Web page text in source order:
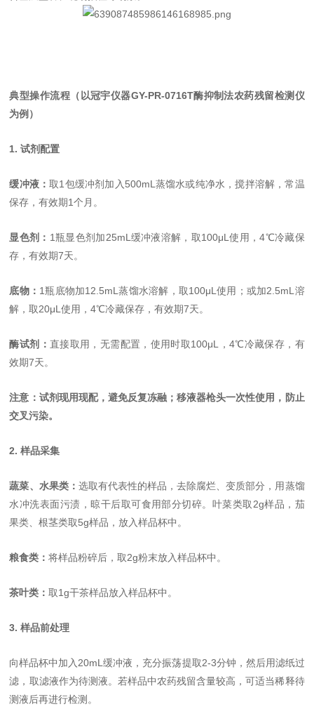
典型操作流程（以冠宇仪器GY-PR-0716T酶抑制法农药残留检测仪
为例）
1. 试剂配置
缓冲液：取1包缓冲剂加入500mL蒸馏水或纯净水，搅拌溶解，常温
保存，有效期1个月。
显色剂： 1瓶显色剂加25mL缓冲液溶解，取100μL使用，4℃冷藏保
存，有效期7天。
底物： 1瓶底物加12.5mL蒸馏水溶解，取100μL使用；或加2.5mL溶
解，取20μL使用，4℃冷藏保存，有效期7天。
酶试剂： 直接取用，无需配置，使用时取100μL，4℃冷藏保存，有
效期7天。
注意：试剂现用现配，避免反复冻融；移液器枪头一次性使用，防止
交叉污染。
2. 样品采集
蔬菜、水果类： 选取有代表性的样品，去除腐烂、变质部分，用蒸馏
水冲洗表面污渍，晾干后取可食用部分切碎。叶菜类取2g样品，茄
果类、根茎类取5g样品，放入样品杯中。
粮食类：将样品粉碎后，取2g粉末放入样品杯中。
茶叶类：取1g干茶样品放入样品杯中。
3. 样品前处理
向样品杯中加入20mL缓冲液，充分振荡提取2-3分钟，然后用滤纸过
滤，取滤液作为待测液。若样品中农药残留含量较高，可适当稀释待
测液后再进行检测。